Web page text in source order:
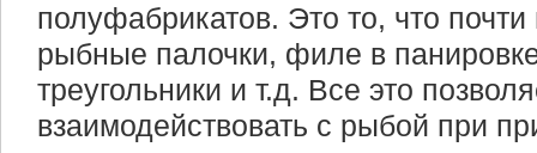
полуфабрикатов. Это то, что почти
рыбные палочки, филе в
треугольники и т.д. Все это
взаимодействовать с рыбой при